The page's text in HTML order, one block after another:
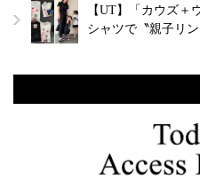
【UT】「カウズ＋
シャツで〝親子リン